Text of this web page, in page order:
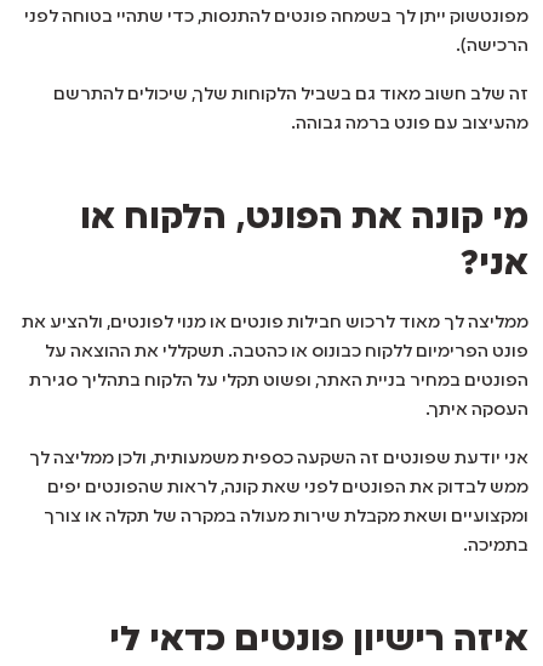
מפונטשוק ייתן לך בשמחה פונטים להתנסות, כדי שתהיי בטוחה לפני
הרכישה).
זה שלב חשוב מאוד גם בשביל הלקוחות שלך, שיכולים להתרשם
מהעיצוב עם פונט ברמה גבוהה.
מי קונה את הפונט, הלקוח או
אני?
ממליצה לך מאוד לרכוש חבילות פונטים או מנוי לפונטים, ולהציע את
פונט הפרימיום ללקוח כבונוס או כהטבה. תשקללי את ההוצאה על
הפונטים במחיר בניית האתר, ופשוט תקלי על הלקוח בתהליך סגירת
העסקה איתך.
אני יודעת שפונטים זה השקעה כספית משמעותית, ולכן ממליצה לך
ממש לבדוק את הפונטים לפני שאת קונה, לראות שהפונטים יפים
ומקצועיים ושאת מקבלת שירות מעולה במקרה של תקלה או צורך
בתמיכה.
איזה רישיון פונטים כדאי לי